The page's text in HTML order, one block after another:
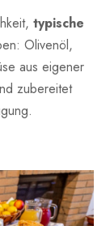
typische
Olivenöl,
aus eigener
zubereitet